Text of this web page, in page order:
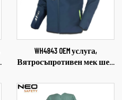
WH4843 OEM услуга,
Вятросъпротивен мек шел
Облекло за къмпинг и
походи, Меко яке за мъже,